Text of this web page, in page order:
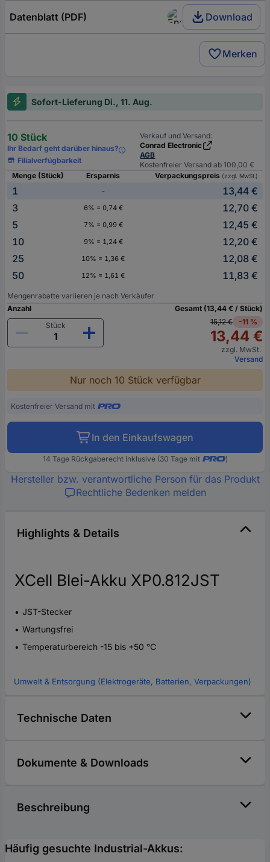
Datenblatt (PDF) Download
Merken
Sofort-Lieferung Di., 11. Aug.
10 Stück
Ihr Bedarf geht darüber hinaus?
Filialverfügbarkeit
Verkauf und Versand:
Conrad Electronic
AGB
Kostenfreier Versand ab 100,00 €
Menge (Stück)
Ersparnis Verpackungspreis (zzgl. MwSt.)
1 -
13,44 €
3
6% = 0,74 €
12,70 €
5
7% = 0,99 €
12,45 €
10
9% = 1,24 €
12,20 €
25
10% = 1,36 €
12,08 €
50
12% = 1,61 € 11,83 €
Mengenrabatte variieren je nach Verkäufer
Anzahl
Stück
Gesamt (13,44 € / Stück)
15,12 €
-11 %
13,44 €
zzgl. MwSt.
Versand
Nur noch 10 Stück verfügbar
Kostenfreier Versand mit
In den Einkaufswagen
14 Tage Rückgaberecht inklusive (30 Tage mit )
Hersteller bzw. verantwortliche Person für das Produkt
Rechtliche Bedenken melden
Highlights & Details
XCell Blei-Akku XP0.812JST
JST-Stecker
Wartungsfrei
Temperaturbereich -15 bis +50 °C
Umwelt & Entsorgung (Elektrogeräte, Batterien, Verpackungen)
Technische Daten
Dokumente & Downloads
Beschreibung
Häufig gesuchte Industrial-Akkus: